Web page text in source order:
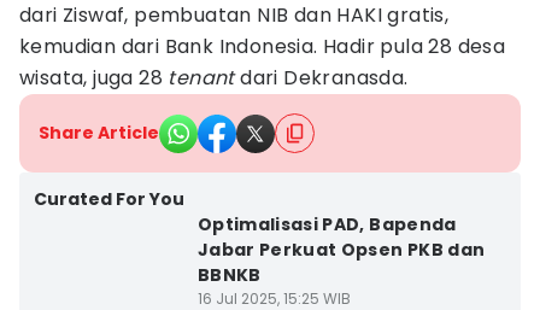
dari Ziswaf, pembuatan NIB dan HAKI gratis,
kemudian dari Bank Indonesia. Hadir pula 28 desa
wisata, juga 28 tenantdari Dekranasda.
Share Article
Curated For You
Optimalisasi PAD, Bapenda
Jabar Perkuat Opsen PKB dan
BBNKB
16 Jul 2025, 15:25 WIB